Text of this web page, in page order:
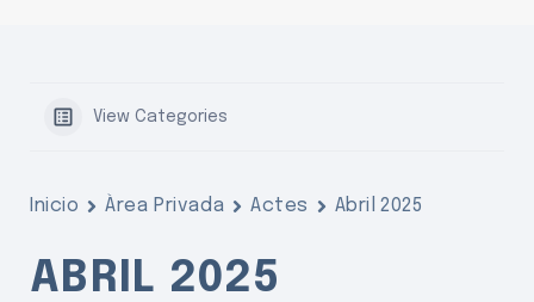
View Categories
Inicio Àrea Privada Actes Abril 2025
ABRIL 2025